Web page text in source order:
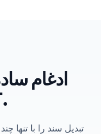
ادغام
.NET
تبدیل سند را با تنها